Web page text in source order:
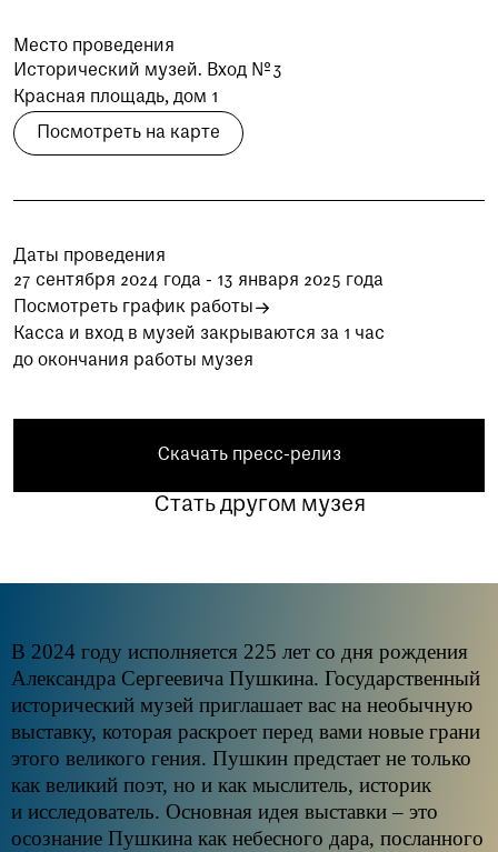
Опрос о качестве работы музея
Просим вас пройти опрос
о качестве работы музея. Ваше
мнение поможет нам стать лучше!
Место проведения
Исторический музей. Вход №3
Красная площадь, дом 1
Посмотреть на карте
Даты проведения
27 сентября 2024 года - 13 января 2025 года
Посмотреть график работы
Касса и вход в музей закрываются за 1 час
до окончания работы музея
Скачать пресс-релиз
Стать другом музея
В 2024 году исполняется 225 лет со дня рождения
Александра Сергеевича Пушкина. Государственный
исторический музей приглашает вас на необычную
выставку, которая раскроет перед вами новые грани
этого великого гения. Пушкин предстает не только
как великий поэт, но и как мыслитель, историк
и исследователь. Основная идея выставки – это
осознание Пушкина как небесного дара, посланного